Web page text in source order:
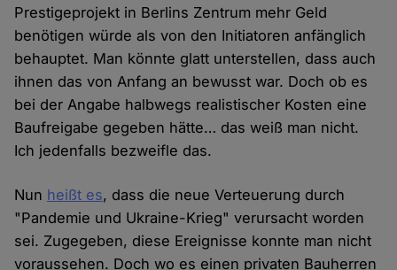
Prestigeprojekt in Berlins Zentrum mehr Geld
benötigen würde als von den Initiatoren anfänglich
behauptet. Man könnte glatt unterstellen, dass auch
ihnen das von Anfang an bewusst war. Doch ob es
bei der Angabe halbwegs realistischer Kosten eine
Baufreigabe gegeben hätte… das weiß man nicht.
Ich jedenfalls bezweifle das.
Nun heißt es, dass die neue Verteuerung durch
"Pandemie und Ukraine-Krieg" verursacht worden
sei. Zugegeben, diese Ereignisse konnte man nicht
voraussehen. Doch wo es einen privaten Bauherren